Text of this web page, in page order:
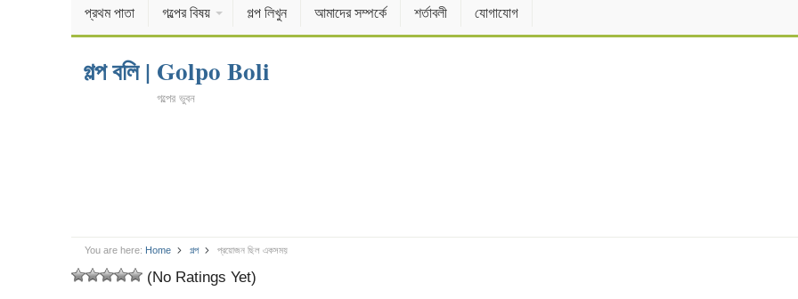
প্রথম পাতা গল্পের বিষয় গল্প লিখুন আমাদের সম্পর্কে শর্তাবলী যোগাযোগ
গল্প বলি | Golpo Boli
গল্পের ভুবন
You are here: Home গল্প প্রয়োজন ছিল একসময়
(No Ratings Yet)